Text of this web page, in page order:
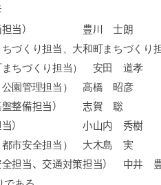
担当）
豊川 士朗
ちづくり担当、大和町まちづく
まちづくり担当） 安田 道孝
公園管理担当） 高橋 昭彦
盤整備担当）
志賀 聡
当）
小山内 秀樹
都市安全担当） 大木島 実
全担当、交通対策担当） 中井